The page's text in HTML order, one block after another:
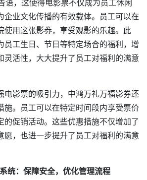
语，这使得电影票不仅成为员工休闲
企业文化传播的有效载体。员工可以在
使用这张影券，享受观影的乐趣。此
员工生日、节日等特定场合的福利，增
灵活性，大大提升了员工对福利的满意
电影票的吸引力，中鸿万礼万福影券还
施。员工可以在特定时间段内享受票价
的促销活动。这些优惠措施不仅增加了
愿，也进一步提升了员工对福利的满意
统：保障安全，优化管理流程